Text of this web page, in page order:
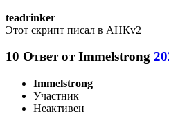
teadrinker
Этот скрипт писал в АHКv2
10 Ответ отImmelstrong
Immelstrong
Участник
Неактивен